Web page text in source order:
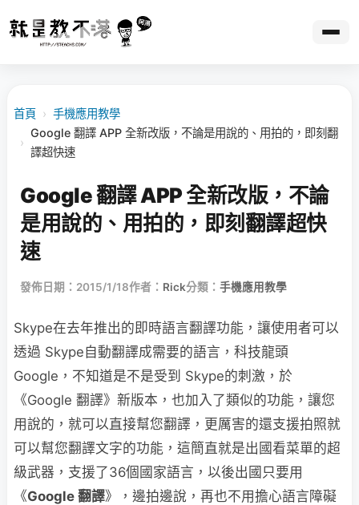
首頁 › 手機應用教學
›
Google 翻譯 APP 全新改版，不論是用說的、用拍的，即刻翻
譯超快速
Google 翻譯 APP 全新改版，不論
是用說的、用拍的，即刻翻譯超快
速
發佈日期：2015/1/18作者： Rick分類： 手機應用教學
Skype在去年推出的即時語言翻譯功能，讓使用者可以
透過 Skype自動翻譯成需要的語言，科技龍頭
Google，不知道是不是受到 Skype的刺激，於
《Google 翻譯》新版本，也加入了類似的功能，讓您
用說的，就可以直接幫您翻譯，更厲害的還支援拍照就
可以幫您翻譯文字的功能，這簡直就是出國看菜單的超
級武器，支援了36個國家語言，以後出國只要用
《Google 翻譯》，邊拍邊說，再也不用擔心語言障礙